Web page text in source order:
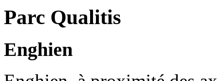
Parc Qualitis
Enghien